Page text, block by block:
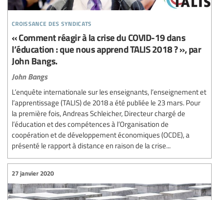
croissance des syndicats
« Comment réagir à la crise du COVID-19 dans
l’éducation : que nous apprend TALIS 2018 ? », par
John Bangs.
John Bangs
L’enquête internationale sur les enseignants, l’enseignement et
l’apprentissage (TALIS) de 2018 a été publiée le 23 mars. Pour
la première fois, Andreas Schleicher, Directeur chargé de
l’éducation et des compétences à l’Organisation de
coopération et de développement économiques (OCDE), a
présenté le rapport à distance en raison de la crise...
27 janvier 2020